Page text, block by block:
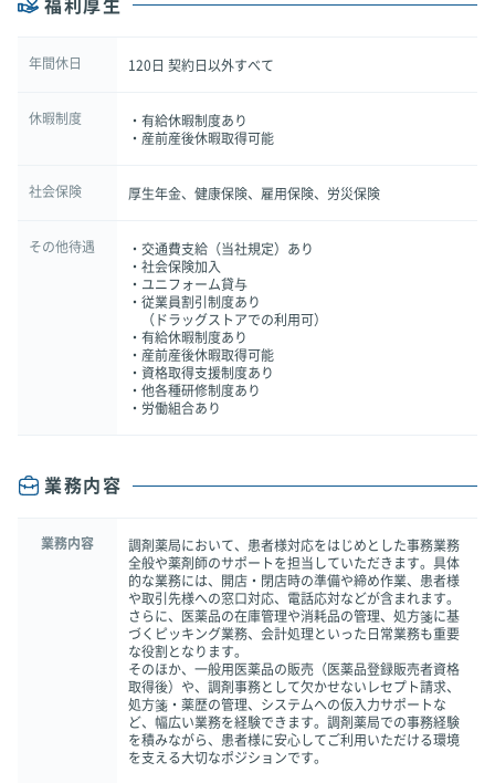
福利厚生
年間休日 120日 契約日以外すべて
休暇制度
・有給休暇制度あり
・産前産後休暇取得可能
社会保険 厚生年金、健康保険、雇用保険、労災保険
その他待遇
・交通費支給（当社規定）あり
・社会保険加入
・ユニフォーム貸与
・従業員割引制度あり
（ドラッグストアでの利用可）
・有給休暇制度あり
・産前産後休暇取得可能
・資格取得支援制度あり
・他各種研修制度あり
・労働組合あり
業務内容
業務内容
調剤薬局において、患者様対応をはじめとした事務業務
全般や薬剤師のサポートを担当していただきます。具体
的な業務には、開店・閉店時の準備や締め作業、患者様
や取引先様への窓口対応、電話応対などが含まれます。
さらに、医薬品の在庫管理や消耗品の管理、処方箋に基
づくピッキング業務、会計処理といった日常業務も重要
な役割となります。
そのほか、一般用医薬品の販売（医薬品登録販売者資格
取得後）や、調剤事務として欠かせないレセプト請求、
処方箋・薬歴の管理、システムへの仮入力サポートな
ど、幅広い業務を経験できます。調剤薬局での事務経験
を積みながら、患者様に安心してご利用いただける環境
を支える大切なポジションです。